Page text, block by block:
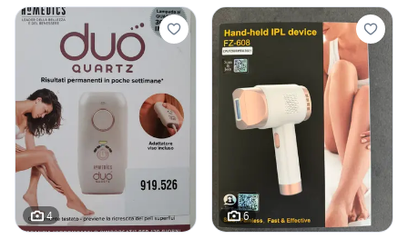
4 6